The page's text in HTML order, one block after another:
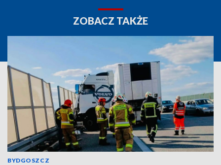
ZOBACZ TAKŻE
BYDGOSZCZ